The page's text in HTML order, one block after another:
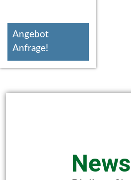
Angebot
Anfrage!